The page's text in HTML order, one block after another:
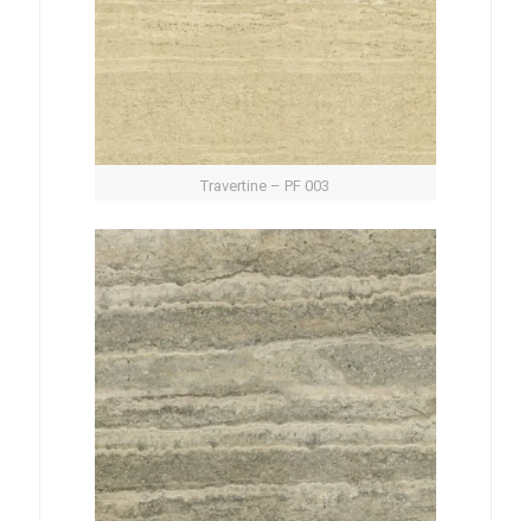
Travertine – PF 003